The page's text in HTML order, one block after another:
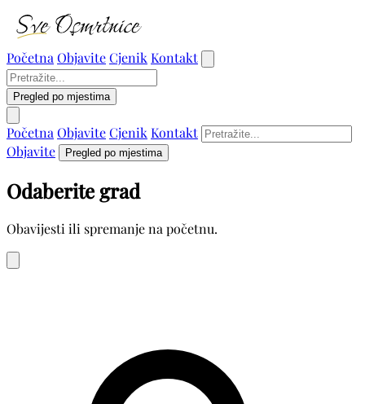
Početna ObjaviteCjenik Kontakt
Pregled po mjestima
Početna ObjaviteCjenik Kontakt
Objavite
Pregled po mjestima
Odaberite grad
Obavijesti ili spremanje na početnu.